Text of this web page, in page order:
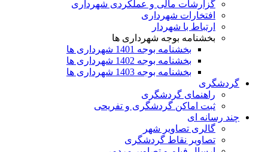
گزارشات مالی و عملکردی شهرداری
افتخارات شهرداری
ارتباط با شهردار
بخشنامه بوجه شهرداری ها
بخشنامه بوجه 1401 شهرداری ها
بخشنامه بوجه 1402 شهرداری ها
بخشنامه بوجه 1403 شهرداری ها
گردشگری
راهنمای گردشگری
ثبت اماکن گردشگری و تفریحی
چند رسانه ای
گالری تصاویر شهر
تصاویر نقاط گردشگری